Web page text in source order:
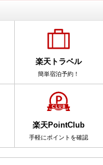
楽天トラベル
簡単宿泊予約！
楽天PointClub
手軽にポイントを確認